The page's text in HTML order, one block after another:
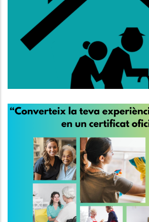
Lloguer Per A
Altres S. socials
El 30 De Març És El
Internacional De
Treballadores De La
Cures
S. socials,P.